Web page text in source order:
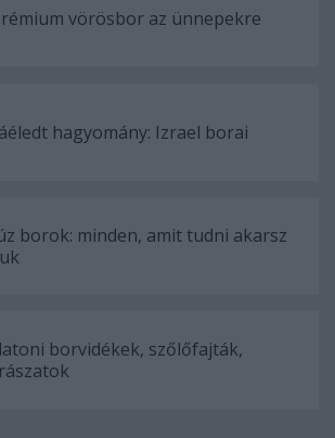
vörösbor az ünnepekre
hagyomány: Izrael borai
borok: minden, amit tudni akarsz
borvidékek, szőlőfajták,